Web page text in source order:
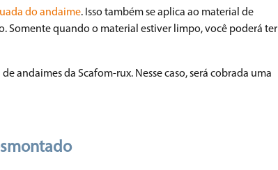
do andaime. Isso também se aplica ao material de
Somente quando o material estiver limpo, você poderá ter
andaimes da Scafom-rux. Nesse caso, será cobrada uma